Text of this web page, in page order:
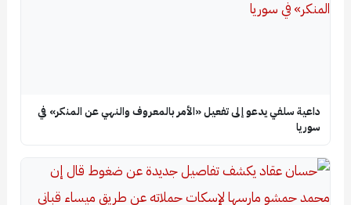
داعية سلفي يدعو إلى تفعيل «الأمر بالمعروف والنهي عن المنكر» في
سوريا